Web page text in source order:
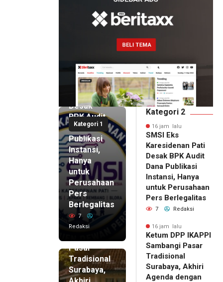
Kategori 1
16 jam lalu
SMSI Eks
Karesidenan
Pati
Desak
BPK Audit
Dana
Publikasi
Instansi,
Hanya
untuk
Perusahaan
Pers
Berlegalitas
7
Redaksi
16 jam lalu
Ketum
DPP
IKAPPI
Pasar
Tradisional
Surabaya,
Kategori 2
16 jam lalu
SMSI Eks
Karesidenan Pati
Desak BPK Audit
Dana Publikasi
Instansi, Hanya
untuk Perusahaan
Pers Berlegalitas
7 Redaksi
16 jam lalu
Ketum DPP IKAPPI
Sambangi Pasar
Tradisional
Surabaya, Akhiri
Agenda dengan